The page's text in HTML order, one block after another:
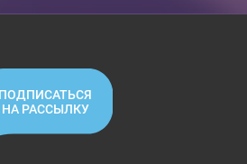
ПОДПИСАТЬСЯ
НА РАССЫЛКУ